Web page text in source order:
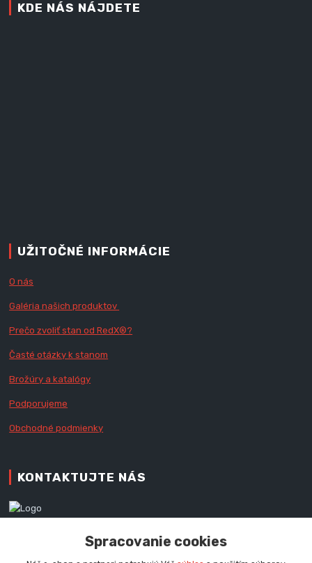
KDE NÁS NÁJDETE
UŽITOČNÉ INFORMÁCIE
O nás
Galéria našich produktov
Prečo zvoliť stan od RedX®?
Časté otázky k stanom
Brožúry a katalógy
Podporujeme
Obchodné podmienky
KONTAKTUJTE NÁS
+421 905 060 020Spracovanie cookies